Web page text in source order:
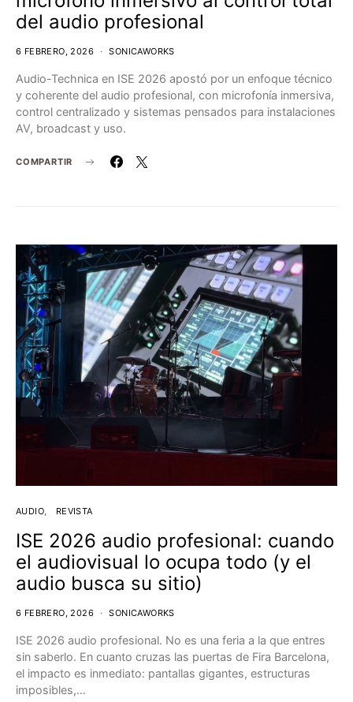
del audio profesional
6 FEBRERO, 2026 SONICAWORKS
Audio-Technica en ISE 2026 apostó por un enfoque técnico
y coherente del audio profesional, con microfonía inmersiva,
control centralizado y sistemas pensados para instalaciones
AV, broadcast y uso.
COMPARTIR
AUDIO REVISTA
ISE 2026 audio profesional: cuando
el audiovisual lo ocupa todo (y el
audio busca su sitio)
6 FEBRERO, 2026 SONICAWORKS
ISE 2026 audio profesional. No es una feria a la que entres
sin saberlo. En cuanto cruzas las puertas de Fira Barcelona,
el impacto es inmediato: pantallas gigantes, estructuras
imposibles,…